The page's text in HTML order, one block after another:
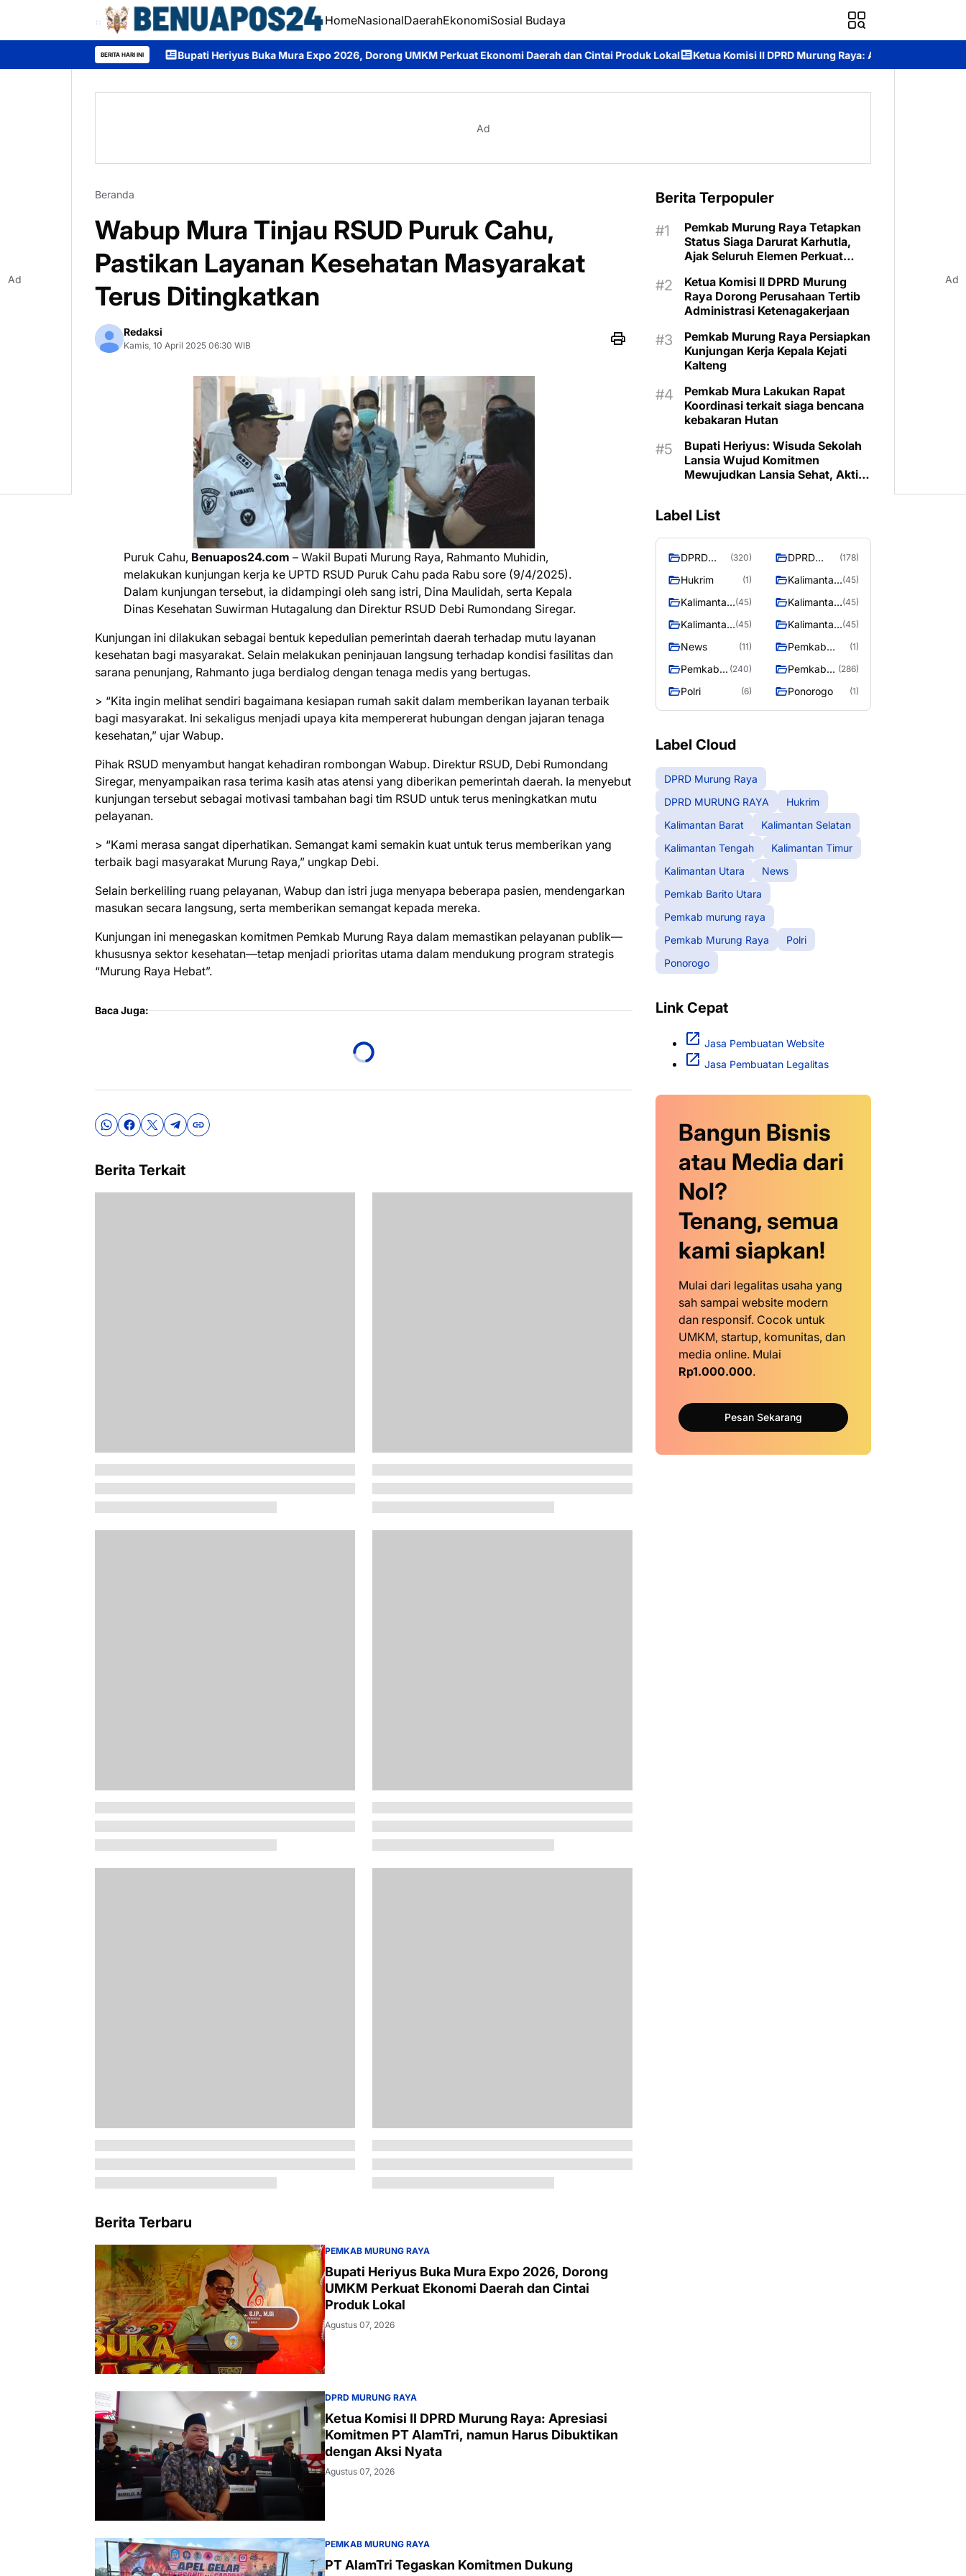
HomeNasionalDaerahEkonomiSosial Budaya
BERITA HARI INI
Bupati Heriyus Buka Mura Expo 2026, Dorong UMKM Perkuat Ekonomi Daerah dan Cintai Produk Lokal Ketua Komisi II DPRD Murung Raya: Apresiasi Komitmen PT AlamTri,
Ad
Beranda
Wabup Mura Tinjau RSUD Puruk Cahu,
Pastikan Layanan Kesehatan Masyarakat
Terus Ditingkatkan
Redaksi
Kamis, 10 April 2025 06:30 WIB
Puruk Cahu, Benuapos24.com – Wakil Bupati Murung Raya, Rahmanto Muhidin,
melakukan kunjungan kerja ke UPTD RSUD Puruk Cahu pada Rabu sore (9/4/2025).
Dalam kunjungan tersebut, ia didampingi oleh sang istri, Dina Maulidah, serta Kepala
Dinas Kesehatan Suwirman Hutagalung dan Direktur RSUD Debi Rumondang Siregar.
Kunjungan ini dilakukan sebagai bentuk kepedulian pemerintah daerah terhadap mutu layanan
kesehatan bagi masyarakat. Selain melakukan peninjauan langsung terhadap kondisi fasilitas dan
sarana penunjang, Rahmanto juga berdialog dengan tenaga medis yang bertugas.
> “Kita ingin melihat sendiri bagaimana kesiapan rumah sakit dalam memberikan layanan terbaik
bagi masyarakat. Ini sekaligus menjadi upaya kita mempererat hubungan dengan jajaran tenaga
kesehatan,” ujar Wabup.
Pihak RSUD menyambut hangat kehadiran rombongan Wabup. Direktur RSUD, Debi Rumondang
Siregar, menyampaikan rasa terima kasih atas atensi yang diberikan pemerintah daerah. Ia menyebut
kunjungan tersebut sebagai motivasi tambahan bagi tim RSUD untuk terus meningkatkan mutu
pelayanan.
> “Kami merasa sangat diperhatikan. Semangat kami semakin kuat untuk terus memberikan yang
terbaik bagi masyarakat Murung Raya,” ungkap Debi.
Selain berkeliling ruang pelayanan, Wabup dan istri juga menyapa beberapa pasien, mendengarkan
masukan secara langsung, serta memberikan semangat kepada mereka.
Kunjungan ini menegaskan komitmen Pemkab Murung Raya dalam memastikan pelayanan publik—
khususnya sektor kesehatan—tetap menjadi prioritas utama dalam mendukung program strategis
“Murung Raya Hebat”.
Baca Juga:
Berita Terkait
Berita Terbaru
PEMKAB MURUNG RAYA
Bupati Heriyus Buka Mura Expo 2026, Dorong
UMKM Perkuat Ekonomi Daerah dan Cintai
Produk Lokal
Agustus 07, 2026
DPRD MURUNG RAYA
Ketua Komisi II DPRD Murung Raya: Apresiasi
Komitmen PT AlamTri, namun Harus Dibuktikan
dengan Aksi Nyata
Agustus 07, 2026
PEMKAB MURUNG RAYA
PT AlamTri Tegaskan Komitmen Dukung
Berita Terpopuler
Pemkab Murung Raya Tetapkan
Status Siaga Darurat Karhutla,
Ajak Seluruh Elemen Perkuat
Ketua Komisi II DPRD Murung
Raya Dorong Perusahaan Tertib
Administrasi Ketenagakerjaan
Pemkab Murung Raya Persiapkan
Kunjungan Kerja Kepala Kejati
Kalteng
Pemkab Mura Lakukan Rapat
Koordinasi terkait siaga bencana
kebakaran Hutan
Bupati Heriyus: Wisuda Sekolah
Lansia Wujud Komitmen
Mewujudkan Lansia Sehat, Aktif,
Label List
DPRD
Raya
(320)
DPRD
RAYA
(178)
Hukrim (1)
Kalimantan (45)
Kalimantan (45)
Kalimantan (45)
Kalimantan (45)
Kalimantan (45)
News (11)
Pemkab
Barito Utara
(1)
Pemkab
raya
(240)
Pemkab
Raya
(286)
Polri (6) Ponorogo (1)
Label Cloud
DPRD Murung Raya
DPRD MURUNG RAYA
Hukrim
Kalimantan Barat
Kalimantan Selatan
Kalimantan Tengah
Kalimantan Timur
Kalimantan Utara
News
Pemkab Barito Utara
Pemkab murung raya
Pemkab Murung Raya
Polri
Ponorogo
Link Cepat
Jasa Pembuatan Website
Jasa Pembuatan Legalitas
Bangun Bisnis
atau Media dari
Nol?
Tenang, semua
kami siapkan!
Mulai dari legalitas usaha yang
sah sampai website modern
dan responsif. Cocok untuk
UMKM, startup, komunitas, dan
media online. Mulai
Rp1.000.000.
Pesan Sekarang
Ad Ad